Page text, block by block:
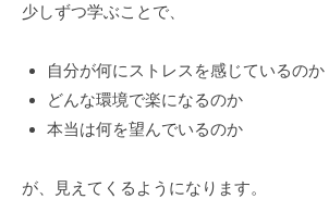
少しずつ学ぶことで、
自分が何にストレスを感じているのか
どんな環境で楽になるのか
本当は何を望んでいるのか
が、見えてくるようになります。